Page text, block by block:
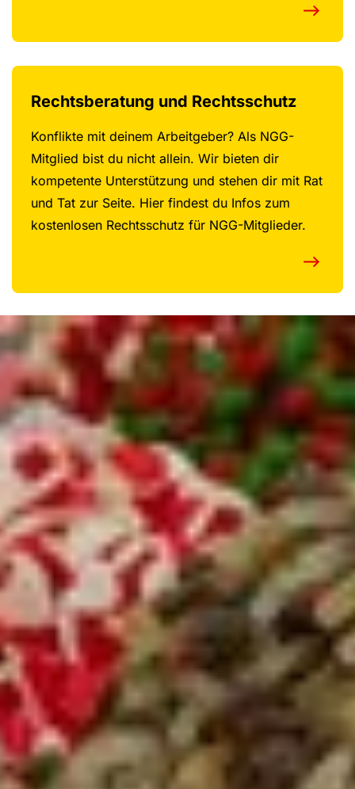
Rechtsberatung und Rechtsschutz
Konflikte mit deinem Arbeitgeber? Als NGG-
Mitglied bist du nicht allein. Wir bieten dir
kompetente Unterstützung und stehen dir mit Rat
und Tat zur Seite. Hier findest du Infos zum
kostenlosen Rechtsschutz für NGG-Mitglieder.